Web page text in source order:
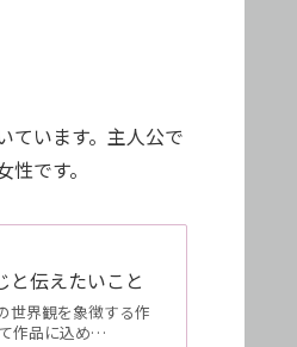
ています。主人公で
です。
と伝えたいこと
世界観を象徴する作
作品に込め…